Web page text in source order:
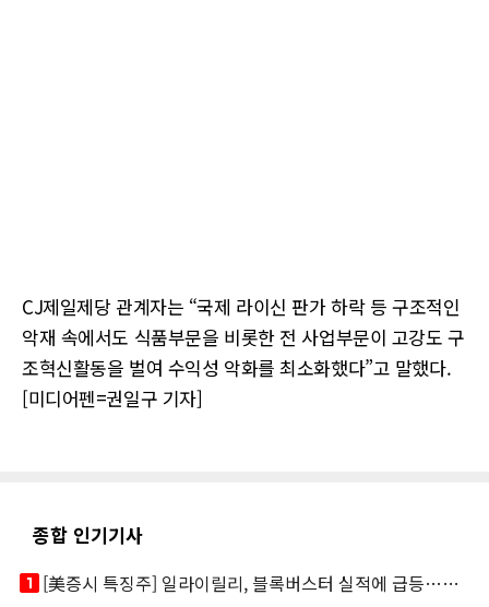
CJ제일제당 관계자는 “국제 라이신 판가 하락 등 구조적인
악재 속에서도 식품부문을 비롯한 전 사업부문이 고강도 구
조혁신활동을 벌여 수익성 악화를 최소화했다”고 말했다.
[미디어펜=권일구 기자]
종합 인기기사
looks_one
[美증시 특징주] 일라이릴리, 블록버스터 실적에 급등…마운자로 매출 폭발